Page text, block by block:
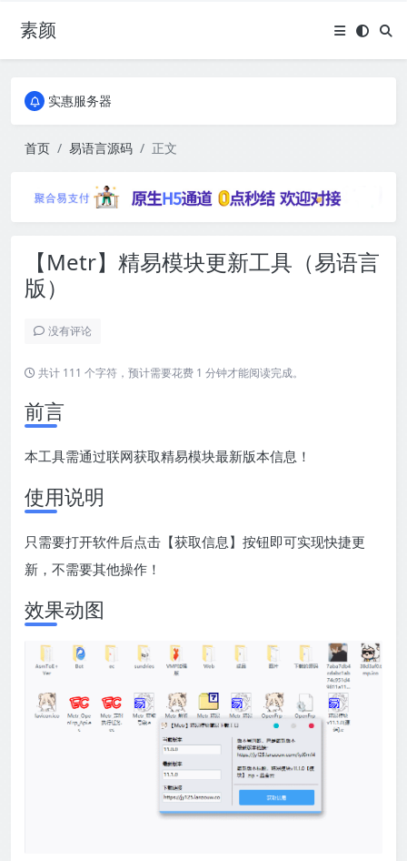
素颜全国免费包邮流量卡
实惠服务器
实惠服务器
首页 易语言源码 正文
【Metr】精易模块更新工具（易语言
版）
没有评论
共计 111 个字符，预计需要花费 1 分钟才能阅读完成。
前言
本工具需通过联网获取精易模块最新版本信息！
使用说明
只需要打开软件后点击【获取信息】按钮即可实现快捷更
新，不需要其他操作！
效果动图